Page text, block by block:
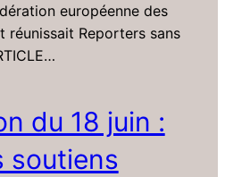
européenne des
réunissait Reporters sans
du 18 juin :
soutiens